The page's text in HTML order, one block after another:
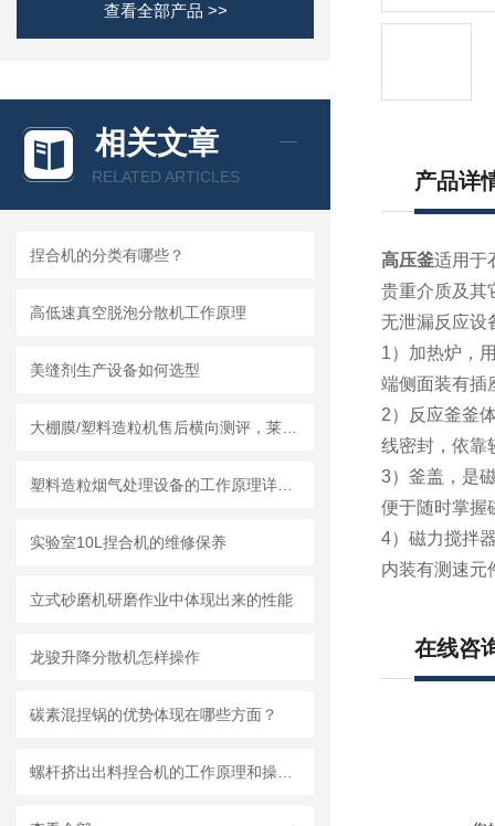
查看全部产品 >>
相关文章
RELATED ARTICLES
捏合机的分类有哪些？
高低速真空脱泡分散机工作原理
美缝剂生产设备如何选型
实验室10L捏合机的维修保养
立式砂磨机研磨作业中体现出来的性能
龙骏升降分散机怎样操作
碳素混捏锅的优势体现在哪些方面？
产品详
高压釜适用于
贵重介质及其
无泄漏反应设
1）加热炉，
端侧面装有插
2）反应釜釜
线密封，依靠
3）釜盖，是
便于随时掌握
4）磁力搅拌
内装有测速元
在线咨